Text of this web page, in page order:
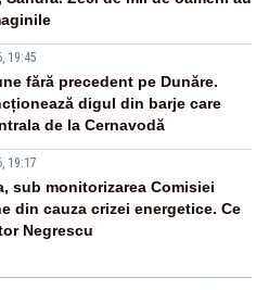
19:45
fără precedent pe Dunăre.
digul din barje care
de la Cernavodă
19:17
sub monitorizarea Comisiei
din cauza crizei energetice. Ce
Negrescu